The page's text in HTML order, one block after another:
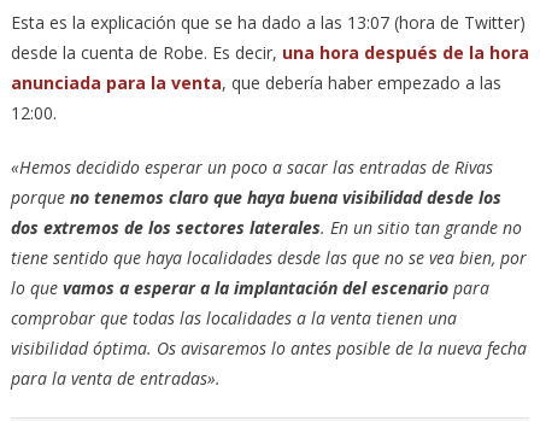
Esta es la explicación que se ha dado a las 13:07 (hora de Twitter)
desde la cuenta de Robe. Es decir, una hora después de la hora
anunciada para la venta, que debería haber empezado a las
12:00.
«Hemos decidido esperar un poco a sacar las entradas de Rivas
porque no tenemos claro que haya buena visibilidad desde los
dos extremos de los sectores laterales. En un sitio tan grande no
tiene sentido que haya localidades desde las que no se vea bien, por
lo que vamos a esperar a la implantación del escenario para
comprobar que todas las localidades a la venta tienen una
visibilidad óptima. Os avisaremos lo antes posible de la nueva fecha
para la venta de entradas».